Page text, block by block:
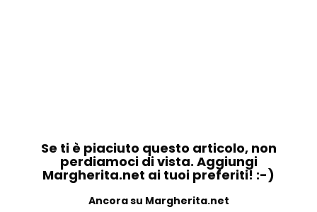
Se ti è piaciuto questo articolo, non
perdiamoci di vista. Aggiungi
Margherita.net ai tuoi preferiti! :-)
Ancora su Margherita.net